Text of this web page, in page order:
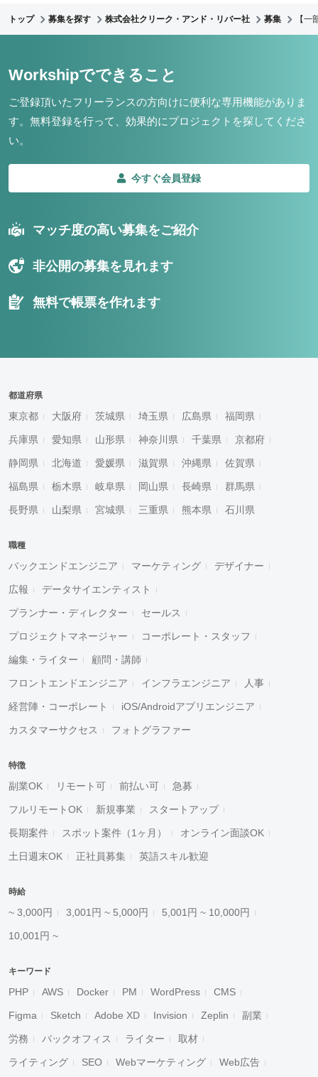
トップ 募集を探す 株式会社クリーク・アンド・リバー社 募集 【
Workshipでできること
ご登録頂いたフリーランスの方向けに便利な専用機能がありま
す。 無料登録を行って、効果的にプロジェクトを探してくださ
い。
今すぐ会員登録
マッチ度の高い募集をご紹介
非公開の募集を見れます
無料で帳票を作れます
都道府県
東京都 大阪府 茨城県 埼玉県 広島県 福岡県
兵庫県 愛知県 山形県 神奈川県 千葉県 京都府
静岡県 北海道 愛媛県 滋賀県 沖縄県 佐賀県
福島県 栃木県 岐阜県 岡山県 長崎県 群馬県
長野県 山梨県 宮城県 三重県 熊本県 石川県
職種
バックエンドエンジニア マーケティング デザイナー
広報 データサイエンティスト
プランナー・ディレクター セールス
プロジェクトマネージャー コーポレート・スタッフ
編集・ライター 顧問・講師
フロントエンドエンジニア インフラエンジニア 人事
経営陣・コーポレート iOS/Androidアプリエンジニア
カスタマーサクセス フォトグラファー
特徴
副業OK リモート可 前払い可 急募
フルリモートOK 新規事業 スタートアップ
長期案件 スポット案件（1ヶ月） オンライン面談OK
土日週末OK 正社員募集 英語スキル歓迎
時給
~ 3,000円 3,001円 ~ 5,000円 5,001円 ~ 10,000円
10,001円 ~
キーワード
PHP AWS Docker PM WordPress CMS
Figma Sketch Adobe XD Invision Zeplin 副業
労務 バックオフィス ライター 取材
ライティング SEO Webマーケティング Web広告